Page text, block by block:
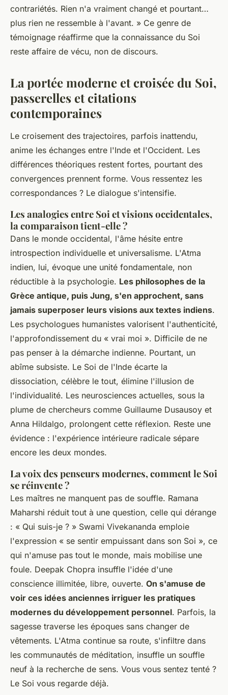
contrariétés. Rien n'a vraiment changé et pourtant…
plus rien ne ressemble à l'avant. » Ce genre de
témoignage réaffirme que la connaissance du Soi
reste affaire de vécu, non de discours.
La portée moderne et croisée du Soi,
passerelles et citations
contemporaines
Le croisement des trajectoires, parfois inattendu,
anime les échanges entre l'Inde et l'Occident. Les
différences théoriques restent fortes, pourtant des
convergences prennent forme. Vous ressentez les
correspondances ? Le dialogue s'intensifie.
Les analogies entre Soi et visions occidentales,
la comparaison tient-elle ?
Dans le monde occidental, l'âme hésite entre
introspection individuelle et universalisme. L'Atma
indien, lui, évoque une unité fondamentale, non
réductible à la psychologie. Les philosophes de la
Grèce antique, puis Jung, s'en approchent, sans
jamais superposer leurs visions aux textes indiens.
Les psychologues humanistes valorisent l'authenticité,
l'approfondissement du « vrai moi ». Difficile de ne
pas penser à la démarche indienne. Pourtant, un
abîme subsiste. Le Soi de l'Inde écarte la
dissociation, célèbre le tout, élimine l'illusion de
l'individualité. Les neurosciences actuelles, sous la
plume de chercheurs comme Guillaume Dusausoy et
Anna Hildalgo, prolongent cette réflexion. Reste une
évidence : l'expérience intérieure radicale sépare
encore les deux mondes.
La voix des penseurs modernes, comment le Soi
se réinvente ?
Les maîtres ne manquent pas de souffle. Ramana
Maharshi réduit tout à une question, celle qui dérange
: « Qui suis-je ? » Swami Vivekananda emploie
l'expression « se sentir empuissant dans son Soi », ce
qui n'amuse pas tout le monde, mais mobilise une
foule. Deepak Chopra insuffle l'idée d'une
conscience illimitée, libre, ouverte. On s'amuse de
voir ces idées anciennes irriguer les pratiques
modernes du développement personnel. Parfois, la
sagesse traverse les époques sans changer de
vêtements. L'Atma continue sa route, s'infiltre dans
les communautés de méditation, insuffle un souffle
neuf à la recherche de sens. Vous vous sentez tenté ?
Le Soi vous regarde déjà.